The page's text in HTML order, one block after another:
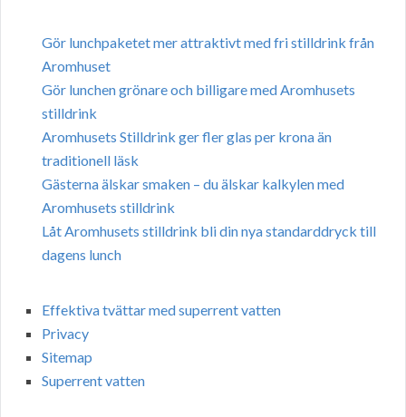
Gör lunchpaketet mer attraktivt med fri stilldrink från
Aromhuset
Gör lunchen grönare och billigare med Aromhusets
stilldrink
Aromhusets Stilldrink ger fler glas per krona än
traditionell läsk
Gästerna älskar smaken – du älskar kalkylen med
Aromhusets stilldrink
Låt Aromhusets stilldrink bli din nya standarddryck till
dagens lunch
Effektiva tvättar med superrent vatten
Privacy
Sitemap
Superrent vatten